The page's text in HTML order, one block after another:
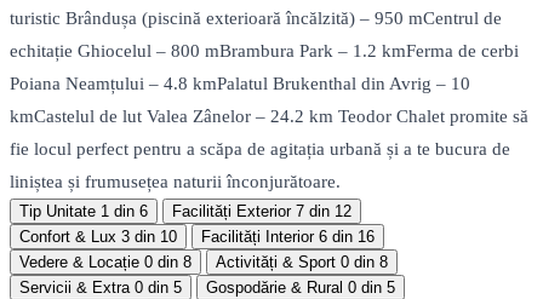
turistic Brândușa (piscină exterioară încălzită) – 950 mCentrul de
echitație Ghiocelul – 800 mBrambura Park – 1.2 kmFerma de cerbi
Poiana Neamțului – 4.8 kmPalatul Brukenthal din Avrig – 10
kmCastelul de lut Valea Zânelor – 24.2 km Teodor Chalet promite să
fie locul perfect pentru a scăpa de agitația urbană și a te bucura de
liniștea și frumusețea naturii înconjurătoare.
Tip Unitate 1 din 6 Facilități Exterior 7 din 12
Confort & Lux 3 din 10 Facilități Interior 6 din 16
Vedere & Locație 0 din 8 Activități & Sport 0 din 8
Servicii & Extra 0 din 5 Gospodărie & Rural 0 din 5